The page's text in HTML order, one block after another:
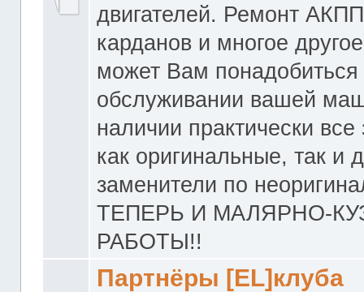
двигателей. Ремонт
карданов и многое
может Вам понадобиться
обслуживании вашей
наличии практически все
как оригинальные, так и
заменители по
ТЕПЕРЬ И МАЛЯРНО-
РАБОТЫ!!
Партнёры [EL]клуба